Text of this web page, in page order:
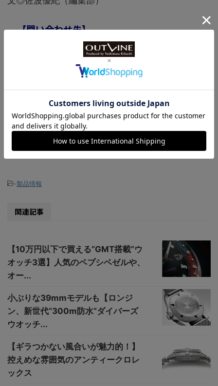
【問い合わせ先】
TEL：0120-39-4810
www.montblanc.com
-製品情報
関連記事
【10万円以下で買える“GMT搭載”ウ
オッチ3選】人気のペプシベゼルや、
オー...
小ぶりな39mmモデルも【ロンジ
ン、新世代“300m防水”ダイバーズ
ウオッチ...
【ギラつかない風合いが魅力的！】
控えめな雰囲気のアンティークロレ
ックス